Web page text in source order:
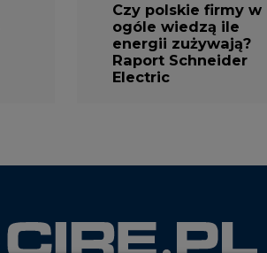
Czy polskie firmy w
ogóle wiedzą ile
energii zużywają?
Raport Schneider
Electric